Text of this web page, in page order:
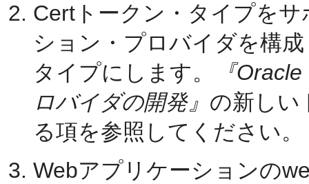
Certトークン・タイプを
ション・プロバイダを構
タイプにします。
『
ロバイダの開発』 の新しい
る項を参照してください。
Webアプリケーションの